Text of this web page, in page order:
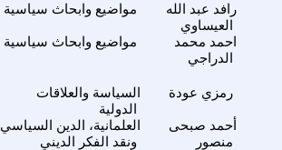
مواضيع وابحاث سياسية
رافد عبد الله
العيساوي
مواضيع وابحاث سياسية
احمد محمد
الدراجي
السياسة والعلاقات
الدولية
رمزي عودة
العلمانية، الدين السياسي
ونقد الفكر الديني
أحمد صبحى
منصور